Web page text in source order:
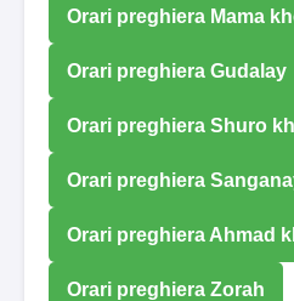
Orari preghiera Mama
Orari preghiera Gudalay
Orari preghiera Shuro
Orari preghiera
Orari preghiera Ahmad
Orari preghiera Zorah